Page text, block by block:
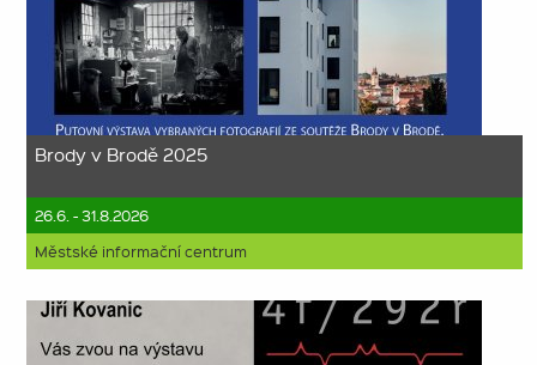
Brody v Brodě 2025
26.6. - 31.8.2026
Městské informační centrum